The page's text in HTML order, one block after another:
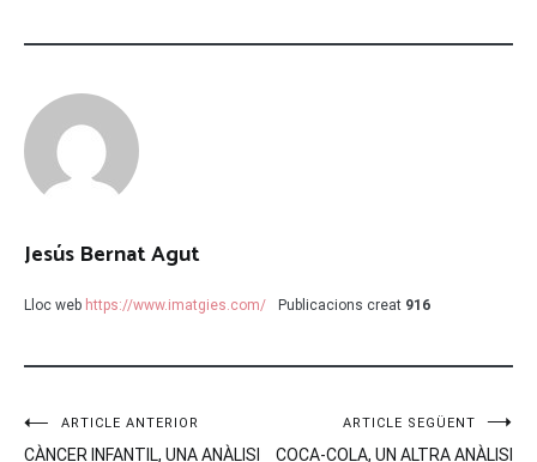
Jesús Bernat Agut
Lloc web https://www.imatgies.com/ Publicacions creat 916
Navegació
ARTICLE ANTERIOR
CÀNCER INFANTIL, UNA ANÀLISI
ARTICLE SEGÜENT
COCA-COLA, UN ALTRA ANÀLISI